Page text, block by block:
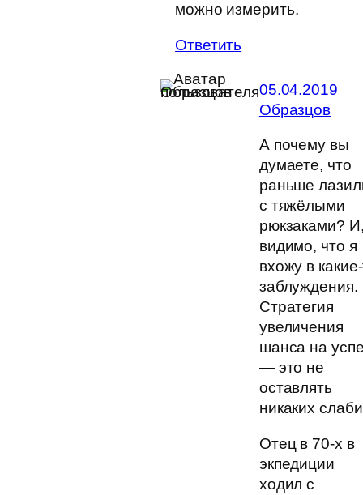
можно измерить.
Ответить
05.04.2019
Образцов
А почему вы
думаете, что
раньше
с тяжёлыми
рюкзаками?
видимо, что я
вхожу в
заблуждения.
Стратегия
увеличения
шанса на
— это не
оставлять
никаких
Отец в 70-х в
экпедиции
ходил с